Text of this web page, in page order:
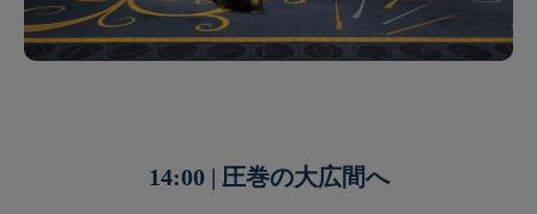
14:00 | 圧巻の大広間へ